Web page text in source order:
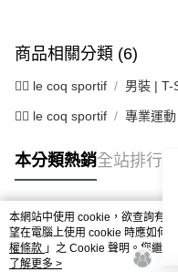
商品相關分類 (6)
🚴‍♂️ le coq sportif 男裝 | T-
🚴‍♂️ le coq sportif 專業運
本分類熱銷全站排行
熱門標籤
本網站中使用 cookie，欲查詢有
望在電腦上使用 cookie 時應如何
權條款 」之 Cookie 聲明。您繼
用條款之 Cookie 聲明使用 cookie。
了解更多 >